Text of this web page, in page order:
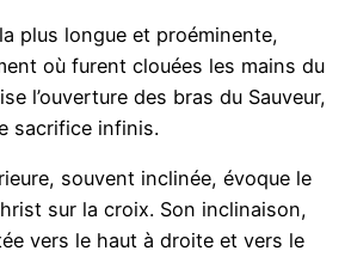
plus longue et proéminente,
où furent clouées les mains du
l’ouverture des bras du Sauveur,
sacrifice infinis.
souvent inclinée, évoque le
sur la croix. Son inclinaison,
vers le haut à droite et vers le